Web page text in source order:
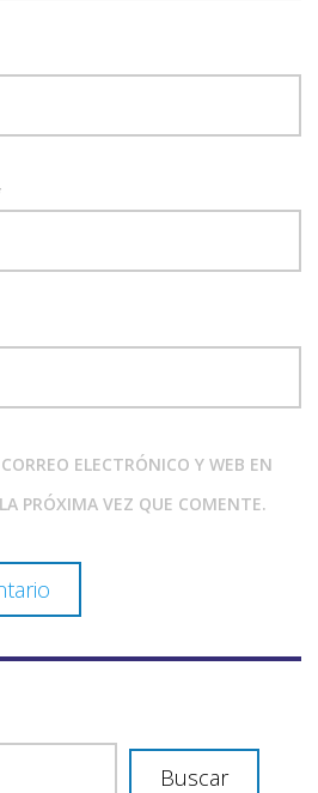
ELECTRÓNICO Y WEB EN
PRÓXIMA VEZ QUE COMENTE.
Buscar